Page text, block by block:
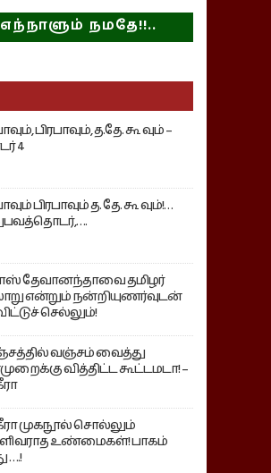
நமதே!!..
பிரபாவும், த.தே. கூ வும் –
4
பிரபாவும் த. தே. கூ வும்!…
தேவானந்தாவை தமிழர்
என்றும் நன்றியுணர்வுடன்
செல்லும்!
வஞ்சம் வைத்து
வித்திட்ட கூட்டமடா! –
முகநூல் சொல்லும்
உண்மைகள்! பாகம்
….!